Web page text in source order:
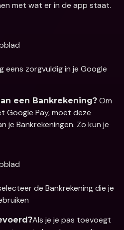
met wat er in de app staat.
eens zorgvuldig in je Google
een Bankrekening? Om
Google Pay, moet deze
je Bankrekeningen. Zo kun je
de Bankrekening die je
Als je je pas toevoegt